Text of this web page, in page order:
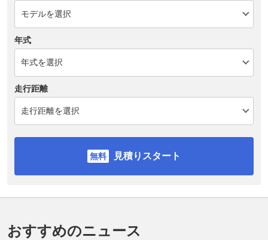
年式
走行距離
見積りスタート
おすすめのニュース